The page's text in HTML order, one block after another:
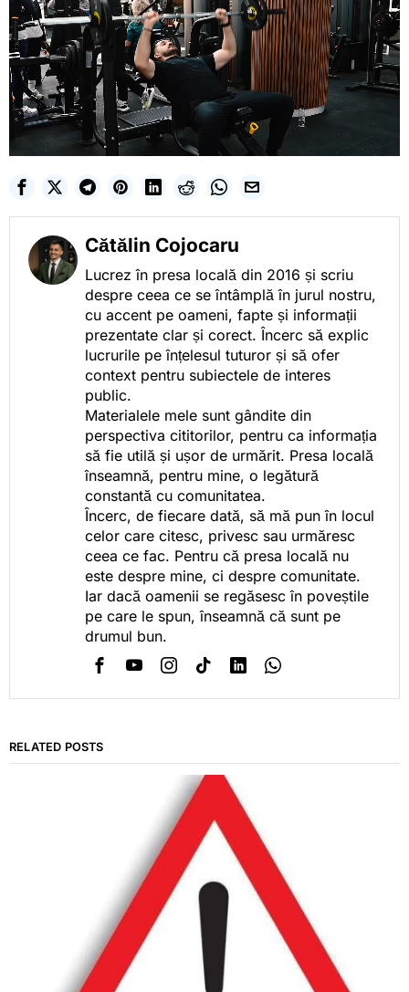
Cătălin Cojocaru
Lucrez în presa locală din 2016 și scriu
despre ceea ce se întâmplă în jurul nostru,
cu accent pe oameni, fapte și informații
prezentate clar și corect. Încerc să explic
lucrurile pe înțelesul tuturor și să ofer
context pentru subiectele de interes
public.
Materialele mele sunt gândite din
perspectiva cititorilor, pentru ca informația
să fie utilă și ușor de urmărit. Presa locală
înseamnă, pentru mine, o legătură
constantă cu comunitatea.
Încerc, de fiecare dată, să mă pun în locul
celor care citesc, privesc sau urmăresc
ceea ce fac. Pentru că presa locală nu
este despre mine, ci despre comunitate.
Iar dacă oamenii se regăsesc în poveștile
pe care le spun, înseamnă că sunt pe
drumul bun.
RELATED POSTS